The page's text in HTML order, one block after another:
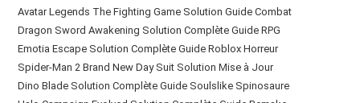
Avatar Legends The Fighting Game Solution Guide Combat
Dragon Sword Awakening Solution Complète Guide RPG
Emotia Escape Solution Complète Guide Roblox Horreur
Spider-Man 2 Brand New Day Suit Solution Mise à Jour
Dino Blade Solution Complète Guide Soulslike Spinosaure